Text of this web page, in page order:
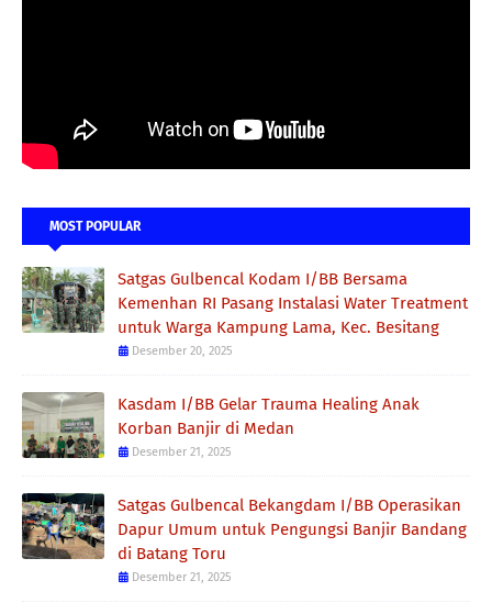
MOST POPULAR
Satgas Gulbencal Kodam I/BB Bersama
Kemenhan RI Pasang Instalasi Water Treatment
untuk Warga Kampung Lama, Kec. Besitang
Desember 20, 2025
Kasdam I/BB Gelar Trauma Healing Anak
Korban Banjir di Medan
Desember 21, 2025
Satgas Gulbencal Bekangdam I/BB Operasikan
Dapur Umum untuk Pengungsi Banjir Bandang
di Batang Toru
Desember 21, 2025